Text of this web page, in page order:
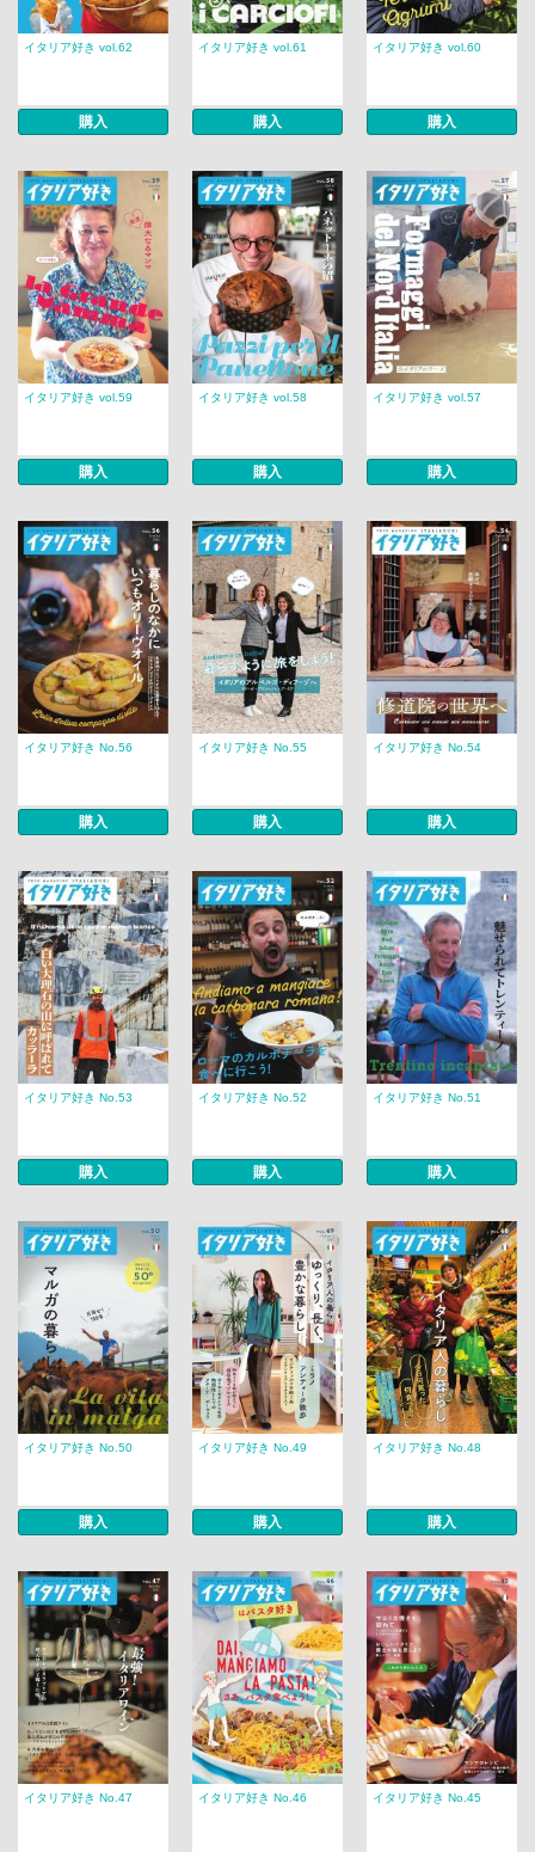
イタリア好き vol.62
購入
イタリア好き vol.61
購入
イタリア好き vol.60
購入
イタリア好き vol.59
購入
イタリア好き vol.58
購入
イタリア好き vol.57
購入
イタリア好き No.56
購入
イタリア好き No.55
購入
イタリア好き No.54
購入
イタリア好き No.53
購入
イタリア好き No.52
購入
イタリア好き No.51
購入
イタリア好き No.50
購入
イタリア好き No.49
購入
イタリア好き No.48
購入
イタリア好き No.47 イタリア好き No.46 イタリア好き No.45